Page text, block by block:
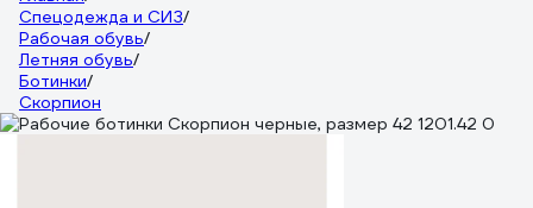
Спецодежда и СИЗ/
Рабочая обувь/
Летняя обувь/
Ботинки/
Скорпион